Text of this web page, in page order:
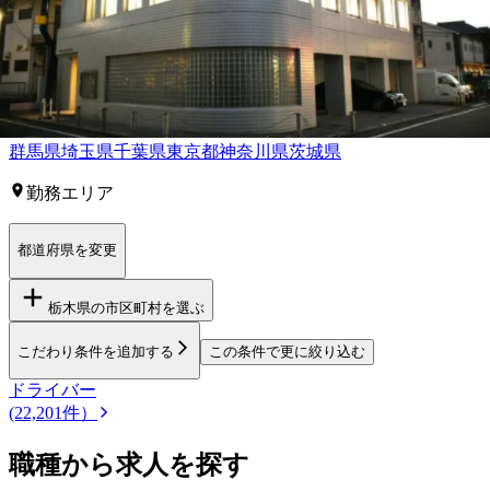
市貝町
芳賀郡芳賀町下都賀郡壬生町下都賀郡野木町
【関東】他の都道府県から 車通勤OKド
ライバー求人を探す
群馬県埼玉県千葉県東京都神奈川県茨城県
勤務エリア
都道府県を変更
栃木県の市区町村を選ぶ
こだわり条件を追加する この条件で更に絞り込む
ドライバー
(22,201件）
職種から求人を探す